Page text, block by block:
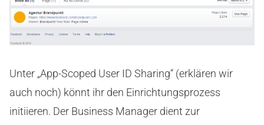
Unter „App-Scoped User ID Sharing“ (erklären wir
auch noch) könnt ihr den Einrichtungsprozess
initiieren. Der Business Manager dient zur